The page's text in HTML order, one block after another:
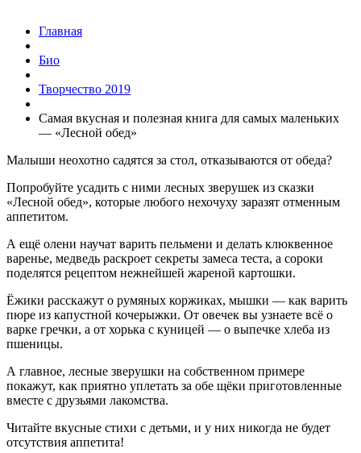
Главная
Био
Творчество 2019
Самая вкусная и полезная книга для самых маленьких
— «Лесной обед»
Малыши неохотно садятся за стол, отказываются от обеда?
Попробуйте усадить с ними лесных зверушек из сказки
«Лесной обед», которые любого нехочуху заразят отменным
аппетитом.
А ещё олени научат варить пельмени и делать клюквенное
варенье, медведь раскроет секреты замеса теста, а сороки
поделятся рецептом нежнейшей жареной картошки.
Ёжики расскажут о румяных коржиках, мышки — как варить
пюре из капустной кочерыжки. От овечек вы узнаете всё о
варке гречки, а от хорька с куницей — о выпечке хлеба из
пшеницы.
А главное, лесные зверушки на собственном примере
покажут, как приятно уплетать за обе щёки приготовленные
вместе с друзьями лакомства.
Читайте вкусные стихи с детьми, и у них никогда не будет
отсутствия аппетита!